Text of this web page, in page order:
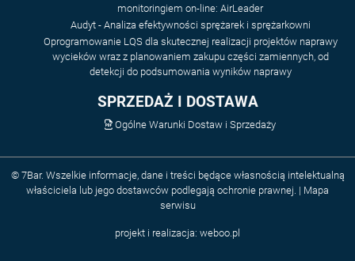
monitoringiem on-line: AirLeader
Audyt - Analiza efektywności sprężarek i sprężarkowni
Oprogramowanie LQS dla skutecznej realizacji projektów naprawy
wycieków wraz z planowaniem zakupu części zamiennych, od
detekcji do podsumowania wyników naprawy
SPRZEDAŻ I DOSTAWA
Ogólne Warunki Dostaw i Sprzedaży
© 7Bar. Wszelkie informacje, dane i treści będące własnością intelektualną
właściciela lub jego dostawców podlegają ochronie prawnej. | Mapa
serwisu
projekt i realizacja: weboo.pl